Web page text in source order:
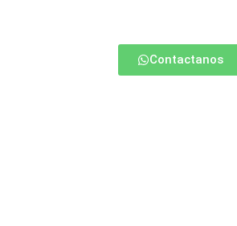
Contactanos